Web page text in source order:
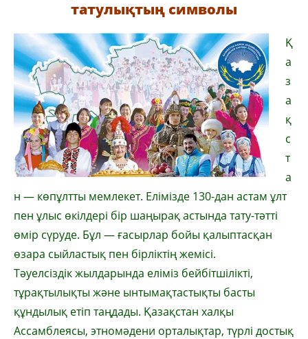
татулықтың символы
Қ
а
з
а
қ
с
т
а
н — көпұлтты мемлекет. Елімізде 130-дан астам ұлт
пен ұлыс өкілдері бір шаңырақ астында тату-тәтті
өмір сүруде. Бұл — ғасырлар бойы қалыптасқан
өзара сыйластық пен бірліктің жемісі.
Тәуелсіздік жылдарында еліміз бейбітшілікті,
тұрақтылықты және ынтымақтастықты басты
құндылық етіп таңдады. Қазақстан халқы
Ассамблеясы, этномәдени орталықтар, түрлі достық